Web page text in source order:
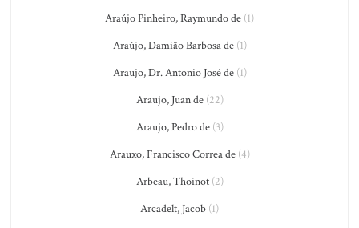
Araújo Pinheiro, Raymundo de (1)
Araújo, Damião Barbosa de(1)
Araujo, Dr. Antonio José de(1)
Araujo, Juan de(22)
Araujo, Pedro de(3)
Arauxo, Francisco Correa de(4)
Arbeau, Thoinot(2)
Arcadelt, Jacob (1)